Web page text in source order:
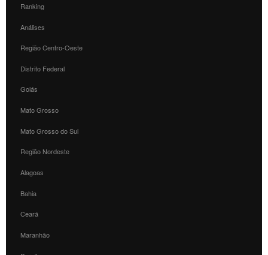
Ranking
Análises
Região Centro-Oeste
Distrito Federal
Goiás
Mato Grosso
Mato Grosso do Sul
Região Nordeste
Alagoas
Bahia
Ceará
Maranhão